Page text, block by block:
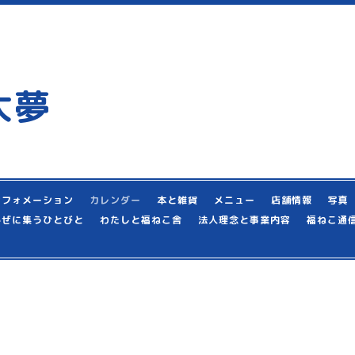
夢
ォメーション カレンダー 本と雑貨 メニュー 店舗情報
写真
に集うひとびと
わたしと福ねこ舎 法人理念と事業内容 福ねこ通